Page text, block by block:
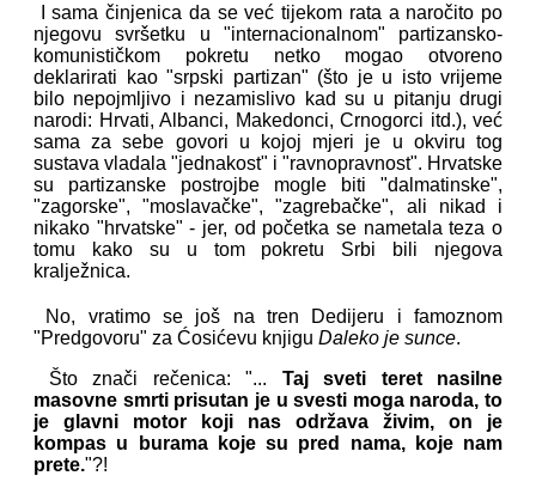
I sama činjenica da se već tijekom rata a naročito po
njegovu svršetku u "internacionalnom" partizansko-
komunističkom pokretu netko mogao otvoreno
deklarirati kao "srpski partizan" (što je u isto vrijeme
bilo nepojmljivo i nezamislivo kad su u pitanju drugi
narodi: Hrvati, Albanci, Makedonci, Crnogorci itd.), već
sama za sebe govori u kojoj mjeri je u okviru tog
sustava vladala "jednakost" i "ravnopravnost". Hrvatske
su partizanske postrojbe mogle biti "dalmatinske",
"zagorske", "moslavačke", "zagrebačke", ali nikad i
nikako "hrvatske" - jer, od početka se nametala teza o
tomu kako su u tom pokretu Srbi bili njegova
kralježnica.
No, vratimo se još na tren Dedijeru i famoznom
"Predgovoru" za Ćosićevu knjigu Daleko je sunce.
Što znači rečenica: "... Taj sveti teret nasilne
masovne smrti prisutan je u svesti moga naroda, to
je glavni motor koji nas održava živim, on je
kompas u burama koje su pred nama, koje nam
prete."?!